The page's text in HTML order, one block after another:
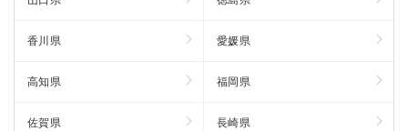
香川県 愛媛県
高知県 福岡県
佐賀県 長崎県